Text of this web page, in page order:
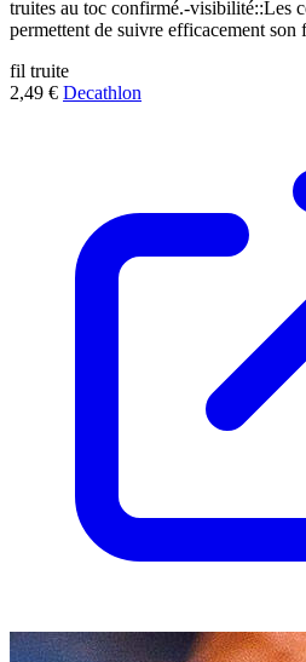
truites au toc confirmé.-visibilité::Les
permettent de suivre efficacement son
fil truite
2,49 € Decathlon